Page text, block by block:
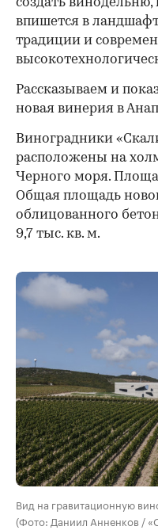
впишется в
традиции и
Рассказываем и
новая винерия в
Виноградники
расположены на
Черного моря.
Общая площадь
облицованного
9,7 тыс. кв. м.
Вид на гравитационную
(Фото: Даниил Анненков /